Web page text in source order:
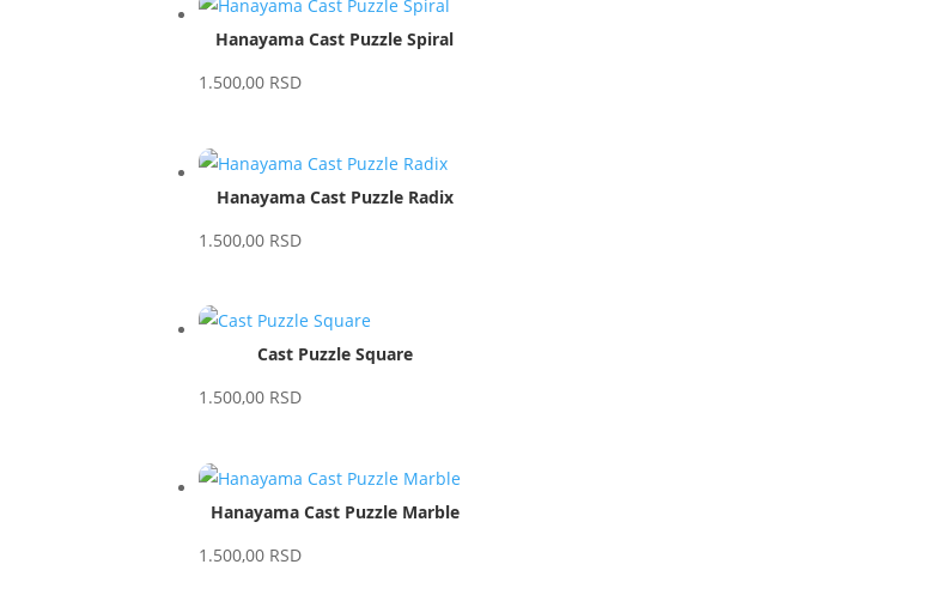
Hanayama Cast Puzzle Spiral
1.500,00 RSD
Hanayama Cast Puzzle Radix
1.500,00 RSD
Cast Puzzle Square
1.500,00 RSD
Hanayama Cast Puzzle Marble
1.500,00 RSD